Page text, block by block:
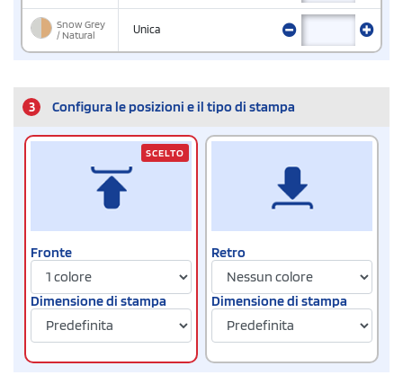
Snow Grey
/ Natural
Unica
3 Configura le posizioni e il tipo di stampa
Fronte
Dimensione di stampa
SCELTO
Retro
Dimensione di stampa